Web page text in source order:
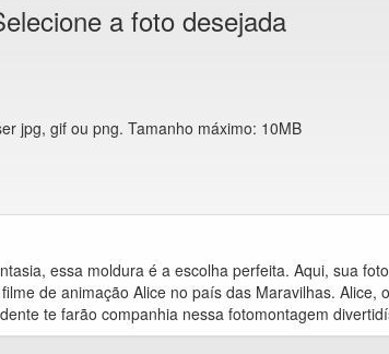
a foto desejada
jpg, gif ou png. Tamanho máximo: 10MB
essa moldura é a escolha perfeita. Aqui, sua
de animação Alice no país das Maravilhas. Alice,
te farão companhia nessa fotomontagem